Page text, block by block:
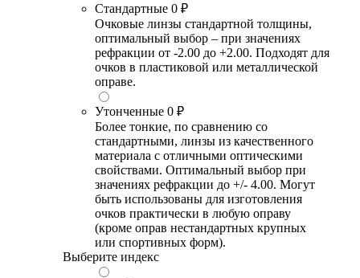
Стандартные 0 ₽
Очковые линзы стандартной толщины,
оптимальный выбор – при значениях
рефракции от -2.00 до +2.00. Подходят для
очков в пластиковой или металлической
оправе.
Утонченные 0 ₽
Более тонкие, по сравнению со
стандартными, линзы из качественного
материала с отличными оптическими
свойствами. Оптимальный выбор при
значениях рефракции до +/- 4.00. Могут
быть использованы для изготовления
очков практически в любую оправу
(кроме оправ нестандартных крупных
или спортивных форм).
Выберите индекс